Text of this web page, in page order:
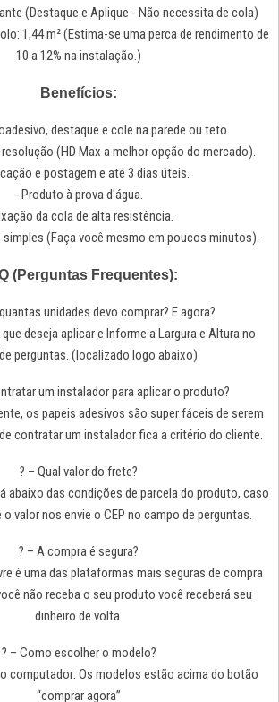
(Destaque e Aplique - Não necessita de cola)
1,44 m² (Estima-se uma perca de rendimento de
10 a 12% na instalação.)
Benefícios:
destaque e cole na parede ou teto.
(HD Max a melhor opção do mercado).
e postagem e até 3 dias úteis.
- Produto à prova d'água.
da cola de alta resistência.
simples (Faça você mesmo em poucos minutos).
(Perguntas Frequentes):
unidades devo comprar? E agora?
deseja aplicar e Informe a Largura e Altura no
perguntas. (localizado logo abaixo)
um instalador para aplicar o produto?
os papeis adesivos são super fáceis de serem
contratar um instalador fica a critério do cliente.
? – Qual valor do frete?
abaixo das condições de parcela do produto, caso
valor nos envie o CEP no campo de perguntas.
? – A compra é segura?
é uma das plataformas mais seguras de compra
não receba o seu produto você receberá seu
dinheiro de volta.
? – Como escolher o modelo?
computador: Os modelos estão acima do botão
“comprar agora”